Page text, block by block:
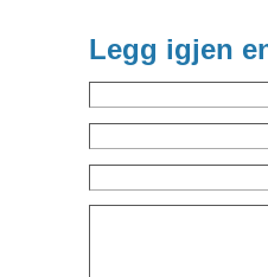
Legg igjen